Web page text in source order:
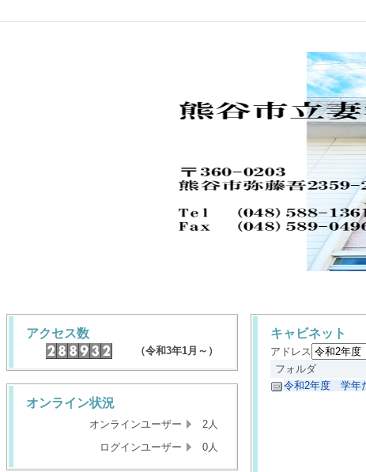
アクセス数
（令和3年1月～）
オンライン状況
オンラインユーザー
2人
ログインユーザー
0人
キャビネット
アドレス
フォルダ
令和2年度 学年